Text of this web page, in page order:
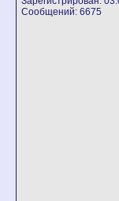
Сообщений: 6675